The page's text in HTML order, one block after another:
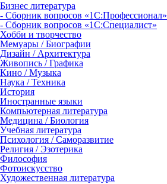
Бизнес литература
- Сборник вопросов «1С:Профессионал»
- Сборник вопросов «1С:Специалист»
Хобби и творчество
Мемуары / Биографии
Дизайн / Архитектура
Живопись / Графика
Кино / Музыка
Наука / Техника
История
Иностранные языки
Компьютерная литература
Медицина / Биология
Учебная литература
Психология / Саморазвитие
Религия / Эзотерика
Философия
Фотоискусство
Художественная литература